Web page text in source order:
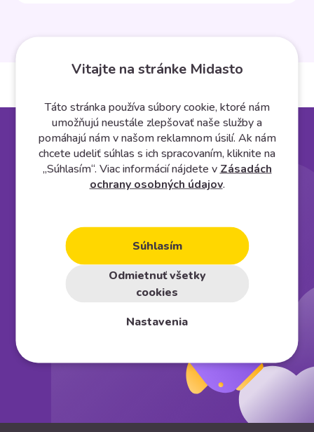
Založte si vlastnýe⁠-⁠shop
Vyskúšať na 30 dní zadarmo
Vitajte na stránke Midasto
Táto stránka používa súbory cookie, ktoré nám
umožňujú neustále zlepšovať naše služby a
pomáhajú nám v našom reklamnom úsilí. Ak nám
chcete udeliť súhlas s ich spracovaním, kliknite na
„Súhlasím“. Viac informácií nájdete vZásadách
ochrany osobných údajov.
Súhlasím
Odmietnuť všetky
cookies
Nastavenia